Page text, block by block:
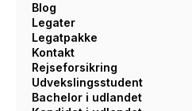
Blog
Legater
Legatpakke
Kontakt
Rejseforsikring
Udvekslingsstudent
Bachelor i udlandet